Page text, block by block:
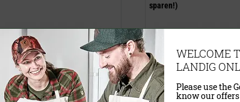
sparen!)
WELCOME
LANDIG
Please use the
know our